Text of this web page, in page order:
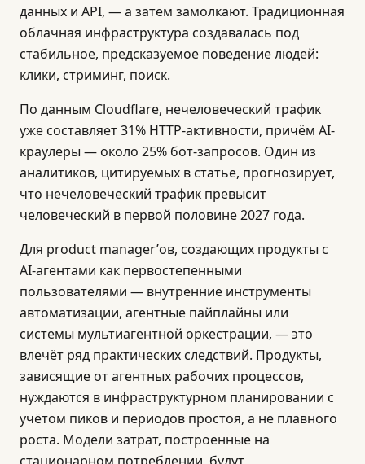
данных и API, — а затем замолкают. Традиционная
облачная инфраструктура создавалась под
стабильное, предсказуемое поведение людей:
клики, стриминг, поиск.
По данным Cloudflare, нечеловеческий трафик
уже составляет 31% HTTP-активности, причём AI-
краулеры — около 25% бот-запросов. Один из
аналитиков, цитируемых в статье, прогнозирует,
что нечеловеческий трафик превысит
человеческий в первой половине 2027 года.
Для product manager’ов, создающих продукты с
AI-агентами как первостепенными
пользователями — внутренние инструменты
автоматизации, агентные пайплайны или
системы мультиагентной оркестрации, — это
влечёт ряд практических следствий. Продукты,
зависящие от агентных рабочих процессов,
нуждаются в инфраструктурном планировании с
учётом пиков и периодов простоя, а не плавного
роста. Модели затрат, построенные на